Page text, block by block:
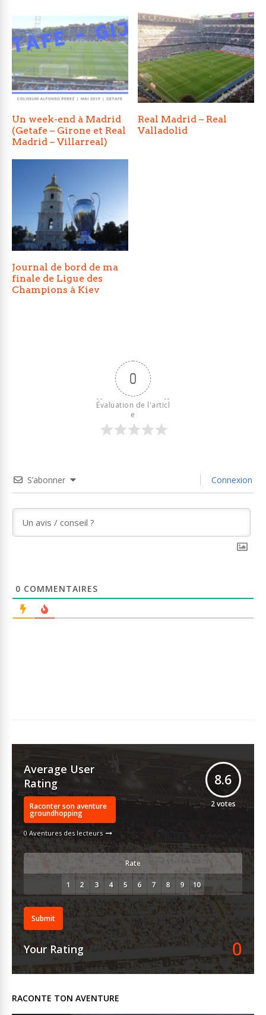
Un week-end à Madrid
(Getafe – Girone et Real
Madrid – Villarreal)
Real Madrid – Real
Valladolid
Journal de bord de ma
finale de Ligue des
Champions à Kiev
0
Évaluation de l'articl
e
S’abonner Connexion
0 COMMENTAIRES
Average User
Rating
Raconter son aventure
groundhopping
0 Aventures des lecteurs
8.6
2votes
Rate
Submit
Your Rating 0
RACONTE TON AVENTURE